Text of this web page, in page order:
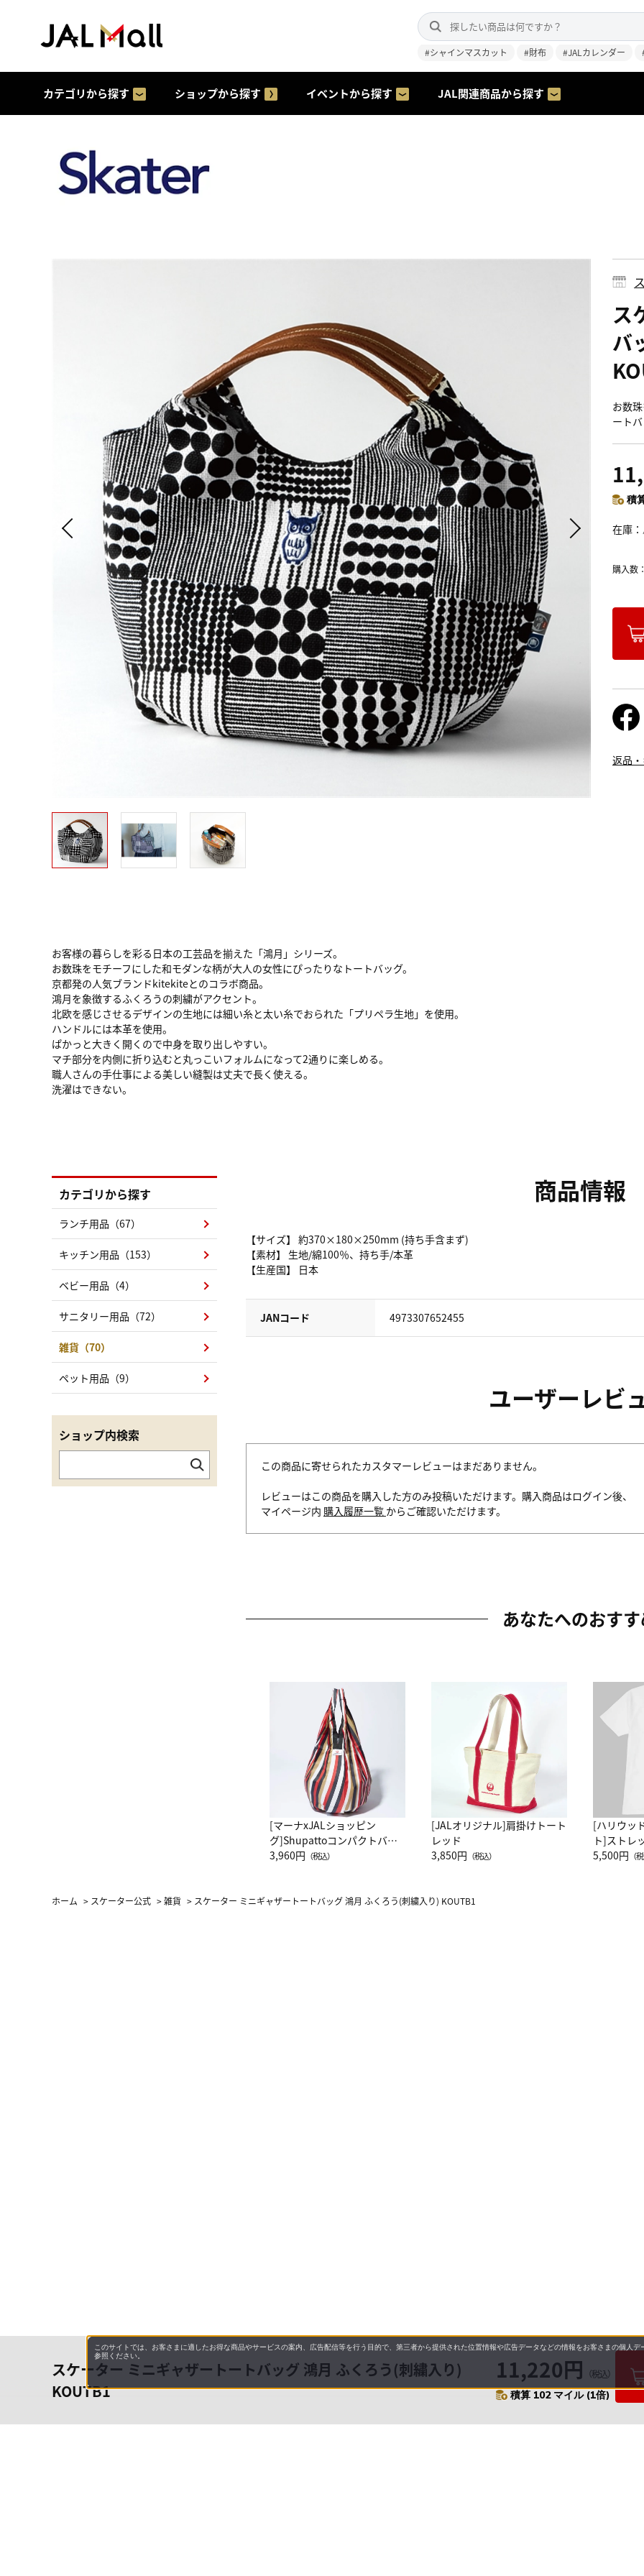
#シャインマスカット #財布 #JALカレンダー
カテゴリから探す ショップから探す イベントから探す JAL関連商品から探す
ス
バ
お数
ート
積
在庫
購入数
スケーター ミニギャザートートバッグ 鴻月 ふくろう(刺繍入り)
KOUTB1
11,220円 （税込）
積算 102 マイル (1倍)
返品
お客様の暮らしを彩る日本の工芸品を揃えた「鴻月」シリーズ。
お数珠をモチーフにした和モダンな柄が大人の女性にぴったりなトートバッグ。
京都発の人気ブランドkitekiteとのコラボ商品。
鴻月を象徴するふくろうの刺繍がアクセント。
北欧を感じさせるデザインの生地には細い糸と太い糸でおられた「プリペラ生地」を使用。
ハンドルには本革を使用。
ぱかっと大きく開くので中身を取り出しやすい。
マチ部分を内側に折り込むと丸っこいフォルムになって2通りに楽しめる。
職人さんの手仕事による美しい縫製は丈夫で長く使える。
洗濯はできない。
商品情報
【サイズ】 約370×180×250mm (持ち手含まず)
【素材】 生地/綿100％、持ち手/本革
【生産国】 日本
JANコード 4973307652455
ユーザーレビ
この商品に寄せられたカスタマーレビューはまだありません。
レビューはこの商品を購入した方のみ投稿いただけます。購入商品はログイン後、
マイページ内 購入履歴一覧 からご確認いただけます。
あなたへのおす
[マーナxJALショッピン
グ]Shupattoコンパクトバッ
グ Drop JAL客室乗務員
3,960円 （税込）
[JALオリジナル]肩掛けトート
レッド
3,850円 （税込）
[ハリウッ
ト]ストレ
ーネック
5,500円 （
カテゴリから探す
ランチ用品（67）
キッチン用品（153）
ベビー用品（4）
サニタリー用品（72）
雑貨（70）
ペット用品（9）
ショップ内検索
ホーム > スケーター公式 >雑貨 > スケーター ミニギャザートートバッグ 鴻月 ふくろう(刺繍入り) KOUTB1
このサイトでは、お客さまに適したお得な商品やサービスの案内、広告配信等を行う目的で、第三者から提供された位置情報や広告データなどの情報をお客さまの個人
参照ください。